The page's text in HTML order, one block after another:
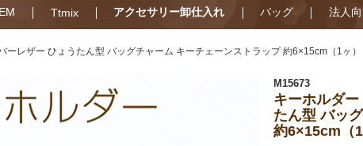
Ttmix アクセサリー卸仕入れ バッグ 法人
ーレザー ひょうたん型 バッグチャーム キーチェーンストラップ 約6×15cm（1ヶ）
M15673
キーホルダ
たん型 バッ
約6×15cm（1